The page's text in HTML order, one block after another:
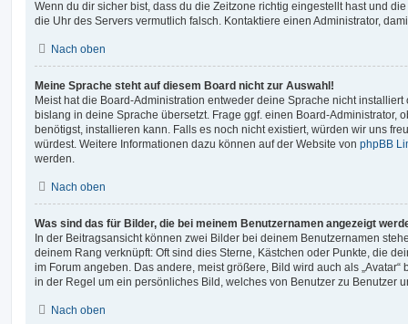
Wenn du dir sicher bist, dass du die Zeitzone richtig eingestellt hast und
die Uhr des Servers vermutlich falsch. Kontaktiere einen Administrator,
Nach oben
Meine Sprache steht auf diesem Board nicht zur Auswahl!
Meist hat die Board-Administration entweder deine Sprache nicht
bislang in deine Sprache übersetzt. Frage ggf. einen Board-Administrator,
benötigst, installieren kann. Falls es noch nicht existiert, würden wir uns
würdest. Weitere Informationen dazu können auf der Website von phpBB
werden.
Nach oben
Was sind das für Bilder, die bei meinem Benutzernamen angezeigt
In der Beitragsansicht können zwei Bilder bei deinem Benutzernamen
deinem Rang verknüpft: Oft sind dies Sterne, Kästchen oder Punkte, die
im Forum angeben. Das andere, meist größere, Bild wird auch als
in der Regel um ein persönliches Bild, welches von Benutzer zu Benutzer
Nach oben